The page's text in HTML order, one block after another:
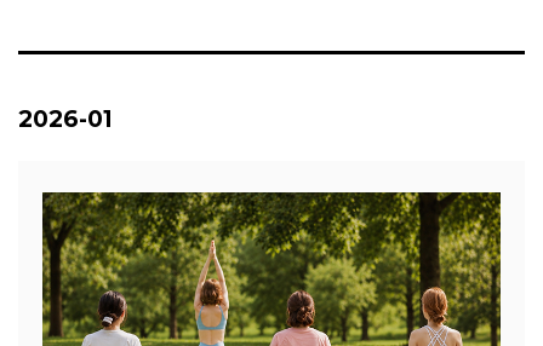
2026-01